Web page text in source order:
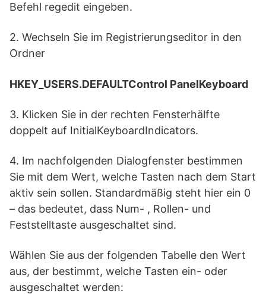
Befehl regedit eingeben.
2. Wechseln Sie im Registrierungseditor in den
Ordner
HKEY_USERS.DEFAULTControl PanelKeyboard
3. Klicken Sie in der rechten Fensterhälfte
doppelt auf InitialKeyboardIndicators.
4. Im nachfolgenden Dialogfenster bestimmen
Sie mit dem Wert, welche Tasten nach dem Start
aktiv sein sollen. Standardmäßig steht hier ein 0
– das bedeutet, dass Num- , Rollen- und
Feststelltaste ausgeschaltet sind.
Wählen Sie aus der folgenden Tabelle den Wert
aus, der bestimmt, welche Tasten ein- oder
ausgeschaltet werden: